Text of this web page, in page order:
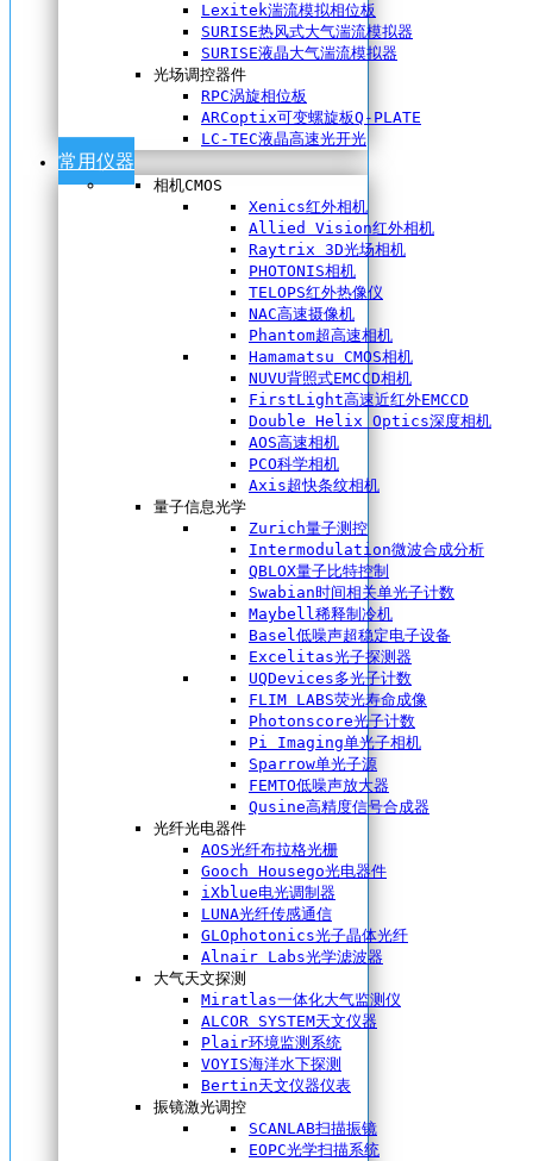
Lexitek湍流模拟相位板
SURISE热风式大气湍流模拟器
SURISE液晶大气湍流模拟器
光场调控器件
RPC涡旋相位板
ARCoptix可变螺旋板Q-PLATE
LC-TEC液晶高速光开光
常用仪器
相机CMOS
Xenics红外相机
Allied Vision红外相机
Raytrix 3D光场相机
PHOTONIS相机
TELOPS红外热像仪
NAC高速摄像机
Phantom超高速相机
Hamamatsu CMOS相机
NUVU背照式EMCCD相机
FirstLight高速近红外EMCCD
Double Helix Optics深度相机
AOS高速相机
PCO科学相机
Axis超快条纹相机
量子信息光学
Zurich量子测控
Intermodulation微波合成分析
QBLOX量子比特控制
Swabian时间相关单光子计数
Maybell稀释制冷机
Basel低噪声超稳定电子设备
Excelitas光子探测器
UQDevices多光子计数
FLIM LABS荧光寿命成像
Photonscore光子计数
Pi Imaging单光子相机
Sparrow单光子源
FEMTO低噪声放大器
Qusine高精度信号合成器
光纤光电器件
AOS光纤布拉格光栅
Gooch Housego光电器件
iXblue电光调制器
LUNA光纤传感通信
GLOphotonics光子晶体光纤
Alnair Labs光学滤波器
大气天文探测
Miratlas一体化大气监测仪
ALCOR SYSTEM天文仪器
Plair环境监测系统
VOYIS海洋水下探测
Bertin天文仪器仪表
振镜激光调控
SCANLAB扫描振镜
EOPC光学扫描系统